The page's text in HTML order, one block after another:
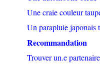
Une craie couleur
Un parapluie japonais
Recommandation
Trouver un.e